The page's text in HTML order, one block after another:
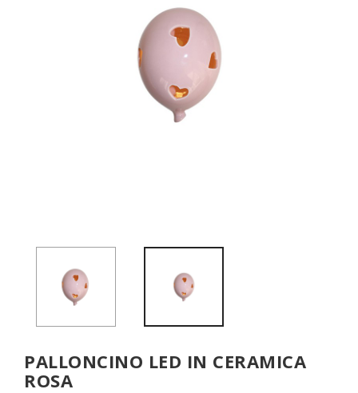
PALLONCINO LED IN CERAMICA
ROSA